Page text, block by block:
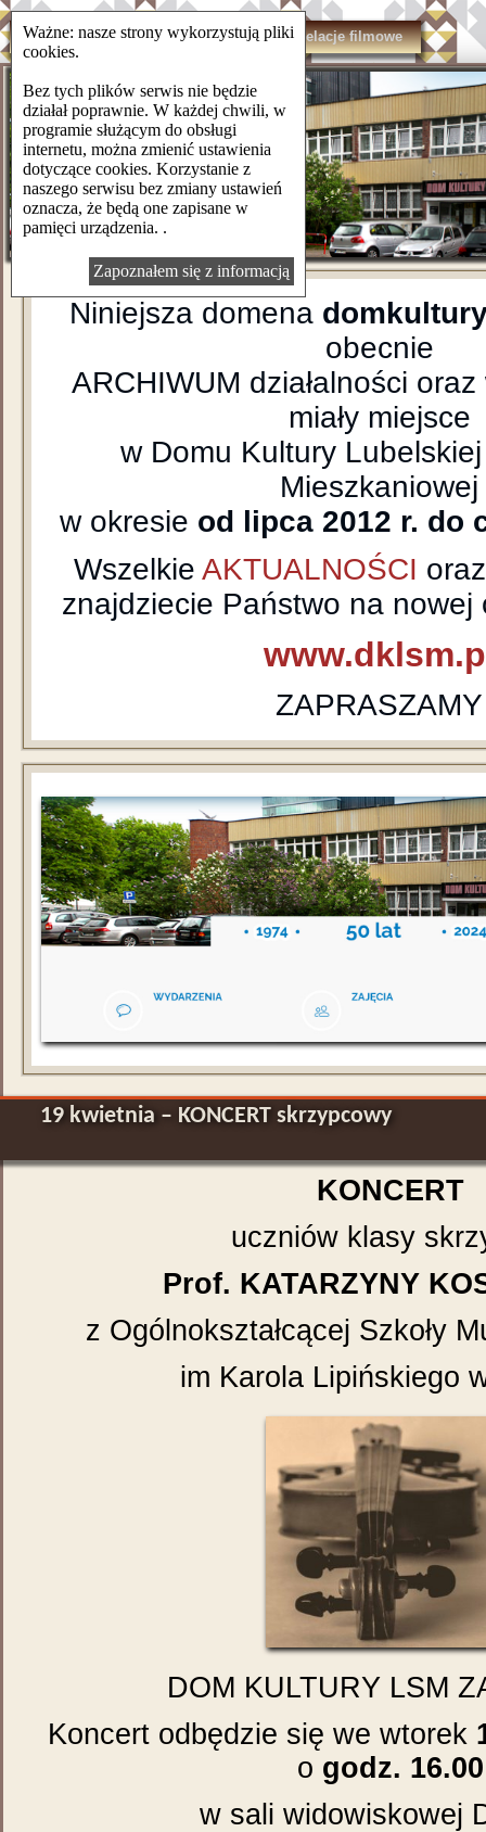
domkulturylsm.pl Kontakt Relacje filmowe
Niniejsza domena
obecnie
ARCHIWUM działalności
miały miejsce
w Domu Kultury Lubelskiej
Mieszkaniowej
w okresie od lipca 2012 r. do
WszelkieAKTUALNOŚCI
znajdziecie Państwo na nowej
ZAPRASZAMY
19 kwietnia – KONCERT skrzypcowy
KONCERT
uczniów klasy
Prof. KATARZYNY
z Ogólnokształcącej Szkoły
im Karola Lipińskiego
DOM KULTURY LSM
Koncert odbędzie się we wtorek
o godz. 16.00
w sali widowiskowej
Ważne: nasze strony wykorzystują pliki
cookies.
Bez tych plików serwis nie będzie
działał poprawnie. W każdej chwili, w
programie służącym do obsługi
internetu, można zmienić ustawienia
dotyczące cookies. Korzystanie z
naszego serwisu bez zmiany ustawień
oznacza, że będą one zapisane w
pamięci urządzenia. .
Zapoznałem się z informacją